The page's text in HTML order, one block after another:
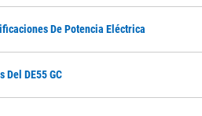
De Potencia Eléctrica
Del DE55 GC